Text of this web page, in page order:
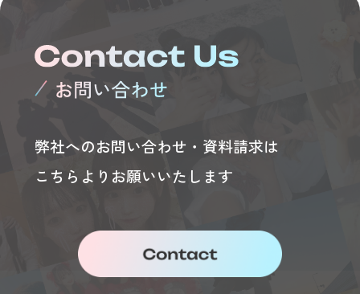
弊社へのお問い合わせ・資料請求は
こちらよりお願いいたします